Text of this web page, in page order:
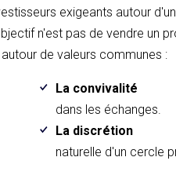
exigeants autour
n'est pas de vendre un
autour de valeurs communes :
La convivalité
dans les échanges.
La discrétion
naturelle d'un cercle